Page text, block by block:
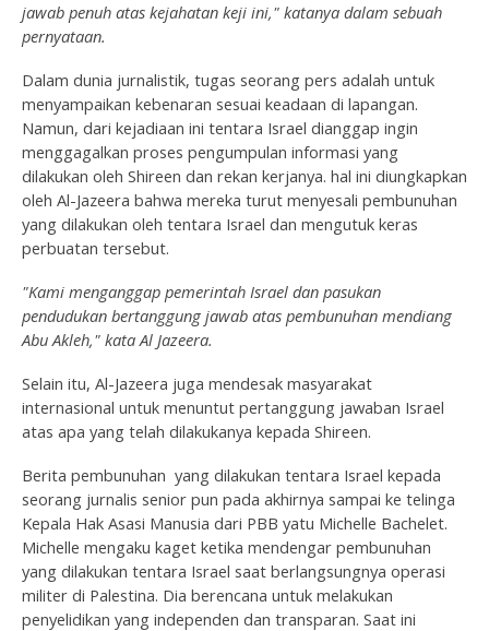
jawab penuh atas kejahatan keji ini," katanya dalam sebuah
pernyataan.
Dalam dunia jurnalistik, tugas seorang pers adalah untuk
menyampaikan kebenaran sesuai keadaan di lapangan.
Namun, dari kejadiaan ini tentara Israel dianggap ingin
menggagalkan proses pengumpulan informasi yang
dilakukan oleh Shireen dan rekan kerjanya. hal ini diungkapkan
oleh Al-Jazeera bahwa mereka turut menyesali pembunuhan
yang dilakukan oleh tentara Israel dan mengutuk keras
perbuatan tersebut.
"Kami menganggap pemerintah Israel dan pasukan
pendudukan bertanggung jawab atas pembunuhan mendiang
Abu Akleh," kata Al Jazeera.
Selain itu, Al-Jazeera juga mendesak masyarakat
internasional untuk menuntut pertanggung jawaban Israel
atas apa yang telah dilakukanya kepada Shireen.
Berita pembunuhan yang dilakukan tentara Israel kepada
seorang jurnalis senior pun pada akhirnya sampai ke telinga
Kepala Hak Asasi Manusia dari PBB yatu Michelle Bachelet.
Michelle mengaku kaget ketika mendengar pembunuhan
yang dilakukan tentara Israel saat berlangsungnya operasi
militer di Palestina. Dia berencana untuk melakukan
penyelidikan yang independen dan transparan. Saat ini